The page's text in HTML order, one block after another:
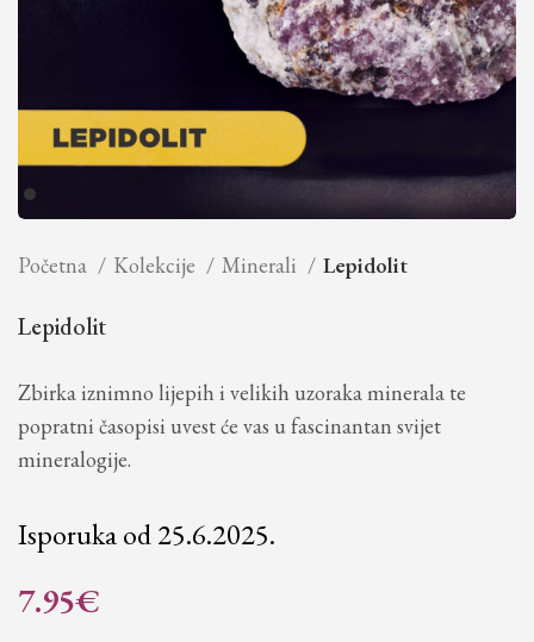
Početna Kolekcije Minerali Lepidolit
Lepidolit
Zbirka iznimno lijepih i velikih uzoraka minerala te
popratni časopisi uvest će vas u fascinantan svijet
mineralogije.
Isporuka od 25.6.2025.
7.95€